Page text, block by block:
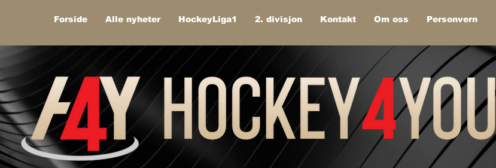
Forside Alle nyheter HockeyLiga1 2. divisjon Kontakt Om oss Personvern